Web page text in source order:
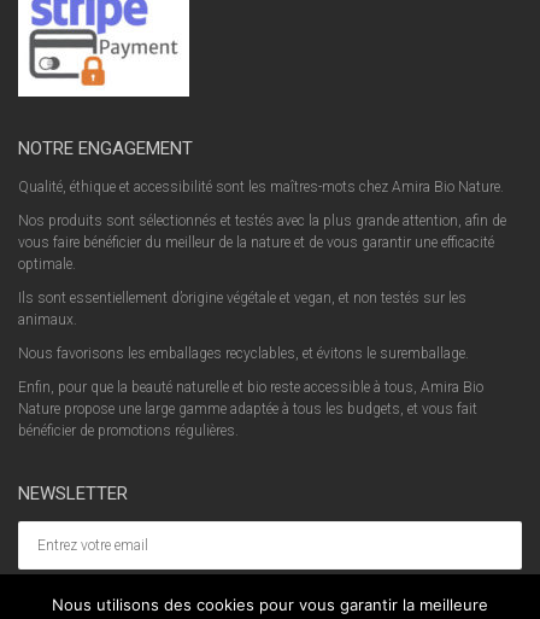
NOTRE ENGAGEMENT
Qualité, éthique et accessibilité sont les maîtres-mots chez Amira Bio Nature.
Nos produits sont sélectionnés et testés avec la plus grande attention, afin de
vous faire bénéficier du meilleur de la nature et de vous garantir une efficacité
optimale.
Ils sont essentiellement d’origine végétale et vegan, et non testés sur les
animaux.
Nous favorisons les emballages recyclables, et évitons le suremballage.
Enfin, pour que la beauté naturelle et bio reste accessible à tous, Amira Bio
Nature propose une large gamme adaptée à tous les budgets, et vous fait
bénéficier de promotions régulières.
NEWSLETTER
Nous utilisons des cookies pour vous garantir la meilleure